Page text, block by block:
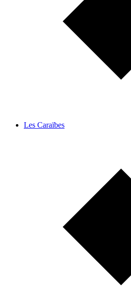
Les Caraïbes